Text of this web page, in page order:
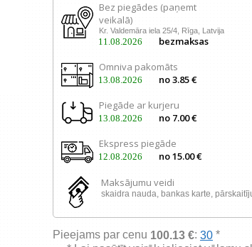
Bez piegādes (paņemt
veikalā)
Kr. Valdemāra iela 25/4, Rīga, Latvija
11.08.2026
bezmaksas
Omniva pakomāts
13.08.2026
no 3.85 €
Piegāde ar kurjeru
13.08.2026
no 7.00 €
Ekspress piegāde
12.08.2026 no 15.00 €
Maksājumu veidi
skaidra nauda, ​​bankas karte,
Pieejams par cenu 100.13 €: 30 *